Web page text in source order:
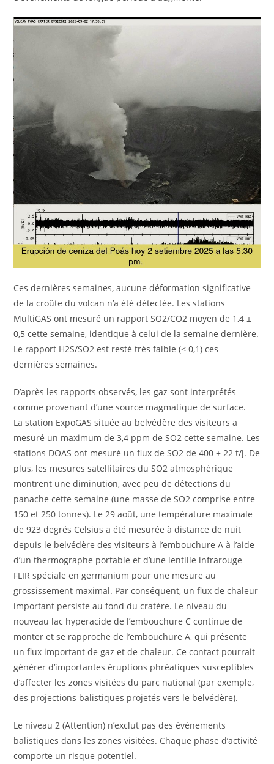
Ces dernières semaines, aucune déformation significative
de la croûte du volcan n’a été détectée. Les stations
MultiGAS ont mesuré un rapport SO2/CO2 moyen de 1,4 ±
0,5 cette semaine, identique à celui de la semaine dernière.
Le rapport H2S/SO2 est resté très faible (< 0,1) ces
dernières semaines.
D’après les rapports observés, les gaz sont interprétés
comme provenant d’une source magmatique de surface.
La station ExpoGAS située au belvédère des visiteurs a
mesuré un maximum de 3,4 ppm de SO2 cette semaine. Les
stations DOAS ont mesuré un flux de SO2 de 400 ± 22 t/j. De
plus, les mesures satellitaires du SO2 atmosphérique
montrent une diminution, avec peu de détections du
panache cette semaine (une masse de SO2 comprise entre
150 et 250 tonnes). Le 29 août, une température maximale
de 923 degrés Celsius a été mesurée à distance de nuit
depuis le belvédère des visiteurs à l’embouchure A à l’aide
d’un thermographe portable et d’une lentille infrarouge
FLIR spéciale en germanium pour une mesure au
grossissement maximal. Par conséquent, un flux de chaleur
important persiste au fond du cratère. Le niveau du
nouveau lac hyperacide de l’embouchure C continue de
monter et se rapproche de l’embouchure A, qui présente
un flux important de gaz et de chaleur. Ce contact pourrait
générer d’importantes éruptions phréatiques susceptibles
d’affecter les zones visitées du parc national (par exemple,
des projections balistiques projetés vers le belvédère).
Le niveau 2 (Attention) n’exclut pas des événements
balistiques dans les zones visitées. Chaque phase d’activité
comporte un risque potentiel.